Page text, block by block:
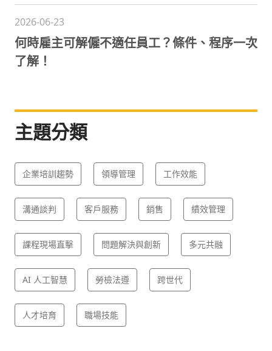
2026-06-23
何時雇主可解僱不適任員工？條件、程序一次
了解！
主題分類
企業培訓趨勢 領導管理 工作效能
溝通談判 客戶服務 銷售 績效管理
課程現場直擊 問題解決與創新 多元共融
AI 人工智慧 勞檢法遵 跨世代
人才培育 職場技能